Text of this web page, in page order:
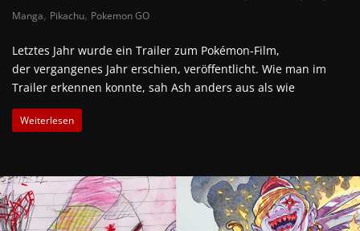
Manga, Pikachu, Pokemon GO
Letztes Jahr wurde ein Trailer zum Pokémon-Film,
der vergangenes Jahr erschien, veröffentlicht. Wie man im
Trailer erkennen konnte, sah Ash anders aus als wie
Weiterlesen